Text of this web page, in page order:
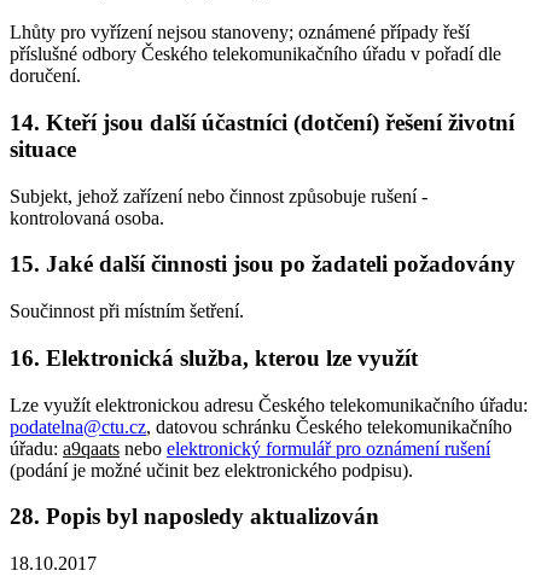
Lhůty pro vyřízení nejsou stanoveny; oznámené případy řeší
příslušné odbory Českého telekomunikačního úřadu v pořadí dle
doručení.
14. Kteří jsou další účastníci (dotčení) řešení životní
situace
Subjekt, jehož zařízení nebo činnost způsobuje rušení -
kontrolovaná osoba.
15. Jaké další činnosti jsou po žadateli požadovány
Součinnost při místním šetření.
16. Elektronická služba, kterou lze využít
Lze využít elektronickou adresu Českého telekomunikačního úřadu:
podatelna@ctu.cz, datovou schránku Českého telekomunikačního
úřadu: a9qaats nebo elektronický formulář pro oznámení rušení
(podání je možné učinit bez elektronického podpisu).
28. Popis byl naposledy aktualizován
18.10.2017